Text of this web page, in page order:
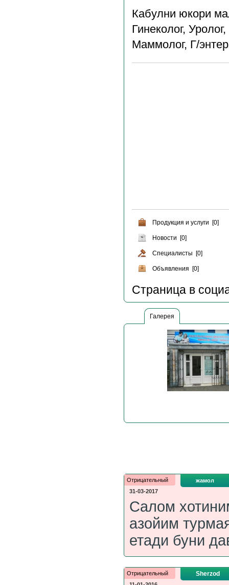
Кабулни юкори
Гинеколог,
Маммолог, Г/
Продукция и услуги [0]
Новости [0]
Специалисты [0]
Объявления [0]
Страница в
Галерея
Отрицательный
31-03-2017
жамол
Салом
азойим
етади буни
Отрицательный
Sherzod